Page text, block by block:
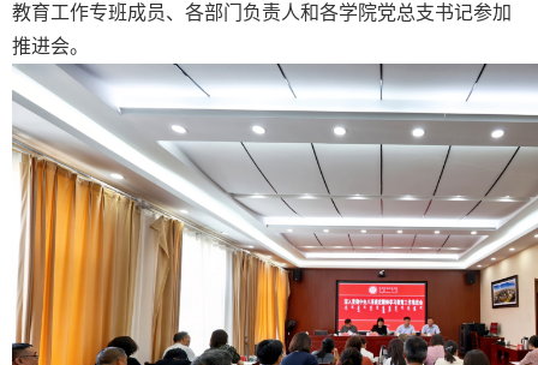
教育工作专班成员、各部门负责人和各学院党总支书记参加
推进会。